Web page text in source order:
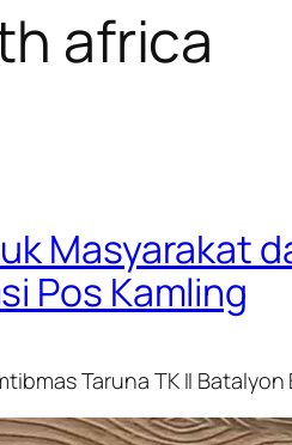
africa
Masyarakat
Pos Kamling
Taruna TK II